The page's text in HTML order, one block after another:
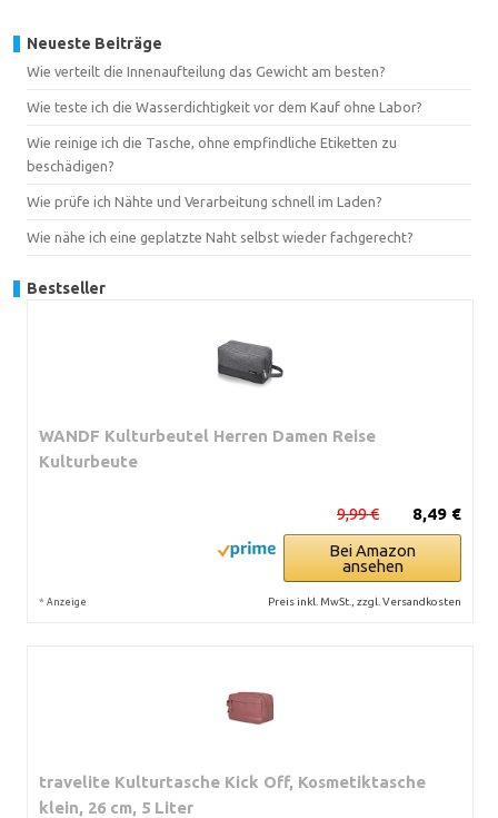
Neueste Beiträge
Wie verteilt die Innenaufteilung das Gewicht am besten?
Wie teste ich die Wasserdichtigkeit vor dem Kauf ohne Labor?
Wie reinige ich die Tasche, ohne empfindliche Etiketten zu
beschädigen?
Wie prüfe ich Nähte und Verarbeitung schnell im Laden?
Wie nähe ich eine geplatzte Naht selbst wieder fachgerecht?
Bestseller
WANDF Kulturbeutel Herren Damen Reise
Kulturbeute
8,49 €
9,99 €
Bei Amazon
ansehen
* Anzeige Preis inkl. MwSt., zzgl. Versandkosten
travelite Kulturtasche Kick Off, Kosmetiktasche
klein, 26 cm, 5 Liter